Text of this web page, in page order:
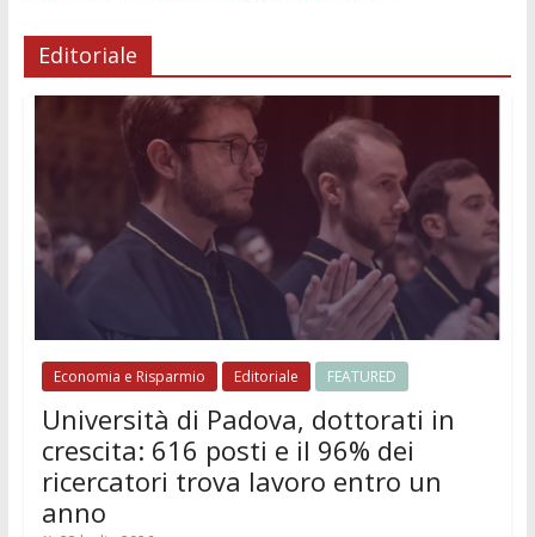
Editoriale
Economia e Risparmio Editoriale FEATURED
Università di Padova, dottorati in
crescita: 616 posti e il 96% dei
ricercatori trova lavoro entro un
anno